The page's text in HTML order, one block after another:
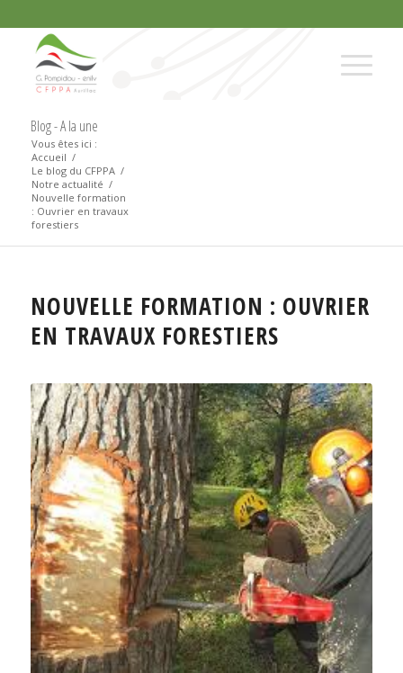
Blog - A la une
Vous êtes ici :
Accueil /
Le blog du CFPPA /
Notre actualité /
Nouvelle formation
: Ouvrier en travaux
forestiers
NOUVELLE FORMATION : OUVRIER
EN TRAVAUX FORESTIERS